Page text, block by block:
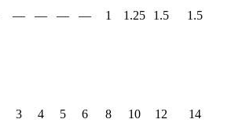
— — — — 1 1.25 1.5 1.5
3 4 5 6 8 10 12 14